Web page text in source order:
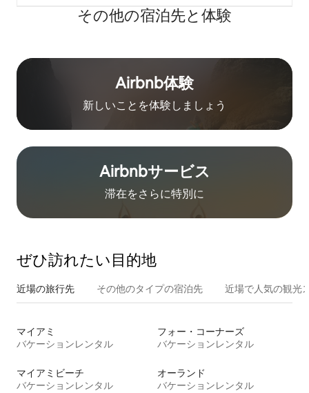
その他の宿⁠泊⁠先と体⁠験
Airbnb体験
新しいことを体験しましょう
Airbnb⁠サ⁠ー⁠ビ⁠ス
滞在をさ⁠ら⁠に特⁠別⁠に
ぜひ訪⁠れ⁠た⁠い目⁠的⁠地
近場の旅行先 その他のタ⁠イ⁠プ⁠の宿⁠泊⁠先 近場で人気の観光
マイアミ
バケーションレンタル
フォー・コーナーズ
バケーションレンタル
マイアミビーチ
バケーションレンタル
オーランド
バケーションレンタル